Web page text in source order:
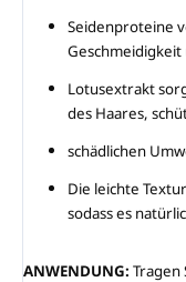
Seidenproteine
Lotusextrakt
des Haares,
schädlichen
Die leichte
sodass es
ANWENDUNG: Tragen